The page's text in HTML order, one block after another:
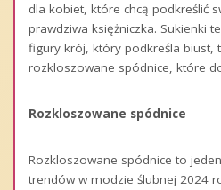
dla kobiet, które chcą podkreślić
prawdziwa księżniczka. Sukienki
figury krój, który podkreśla biust,
rozkloszowane spódnice, które
Rozkloszowane spódnice
Rozkloszowane spódnice to
trendów w modzie ślubnej 2024